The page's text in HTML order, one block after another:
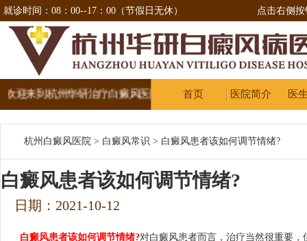
就诊时间：08：00--17：00（节假日无休） 点击右侧
首页 医院简介 医
来到杭州华研治疗白癜风医院
杭州白癜风医院 > 白癜风常识 > 白癜风患者该如何调节情绪?
白癜风患者该如何调节情绪?
日期：2021-10-12
白癜风患者该如何调节情绪?对白癜风患者而言，治疗当然很重要